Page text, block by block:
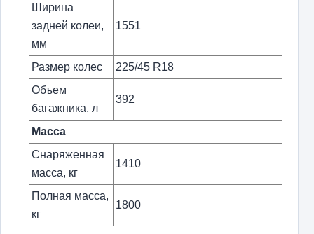
Ширина
задней колеи,
мм
1551
Размер колес
225/45 R18
Объем
багажника, л
392
Масса
Снаряженная
масса, кг
1410
Полная масса,
кг
1800